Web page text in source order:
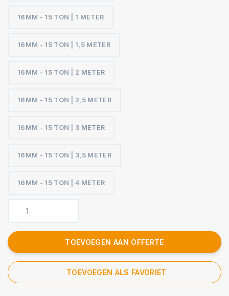
16MM - 15 TON | 1 METER
16MM - 15 TON | 1,5 METER
16MM - 15 TON | 2 METER
16MM - 15 TON | 2,5 METER
16MM - 15 TON | 3 METER
16MM - 15 TON | 3,5 METER
16MM - 15 TON | 4 METER
TOEVOEGEN AAN OFFERTE
TOEVOEGEN ALS FAVORIET